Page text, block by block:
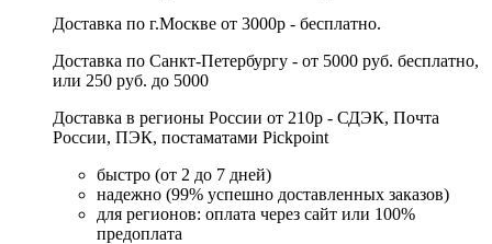
Доставка по г.Москве от 3000р - бесплатно.
Доставка по Санкт-Петербургу - от 5000 руб. бесплатно,
или 250 руб. до 5000
Доставка в регионы России от 210р - СДЭК, Почта
России, ПЭК, постаматами Pickpoint
быстро (от 2 до 7 дней)
надежно (99% успешно доставленных заказов)
для регионов: оплата через сайт или 100%
предоплата